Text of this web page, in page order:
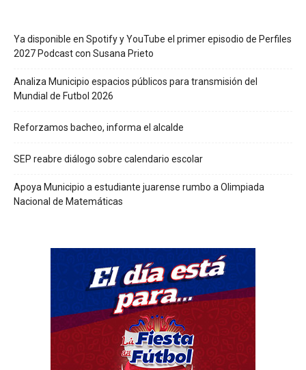
Ya disponible en Spotify y YouTube el primer episodio de Perfiles
2027 Podcast con Susana Prieto
Analiza Municipio espacios públicos para transmisión del
Mundial de Futbol 2026
Reforzamos bacheo, informa el alcalde
SEP reabre diálogo sobre calendario escolar
Apoya Municipio a estudiante juarense rumbo a Olimpiada
Nacional de Matemáticas